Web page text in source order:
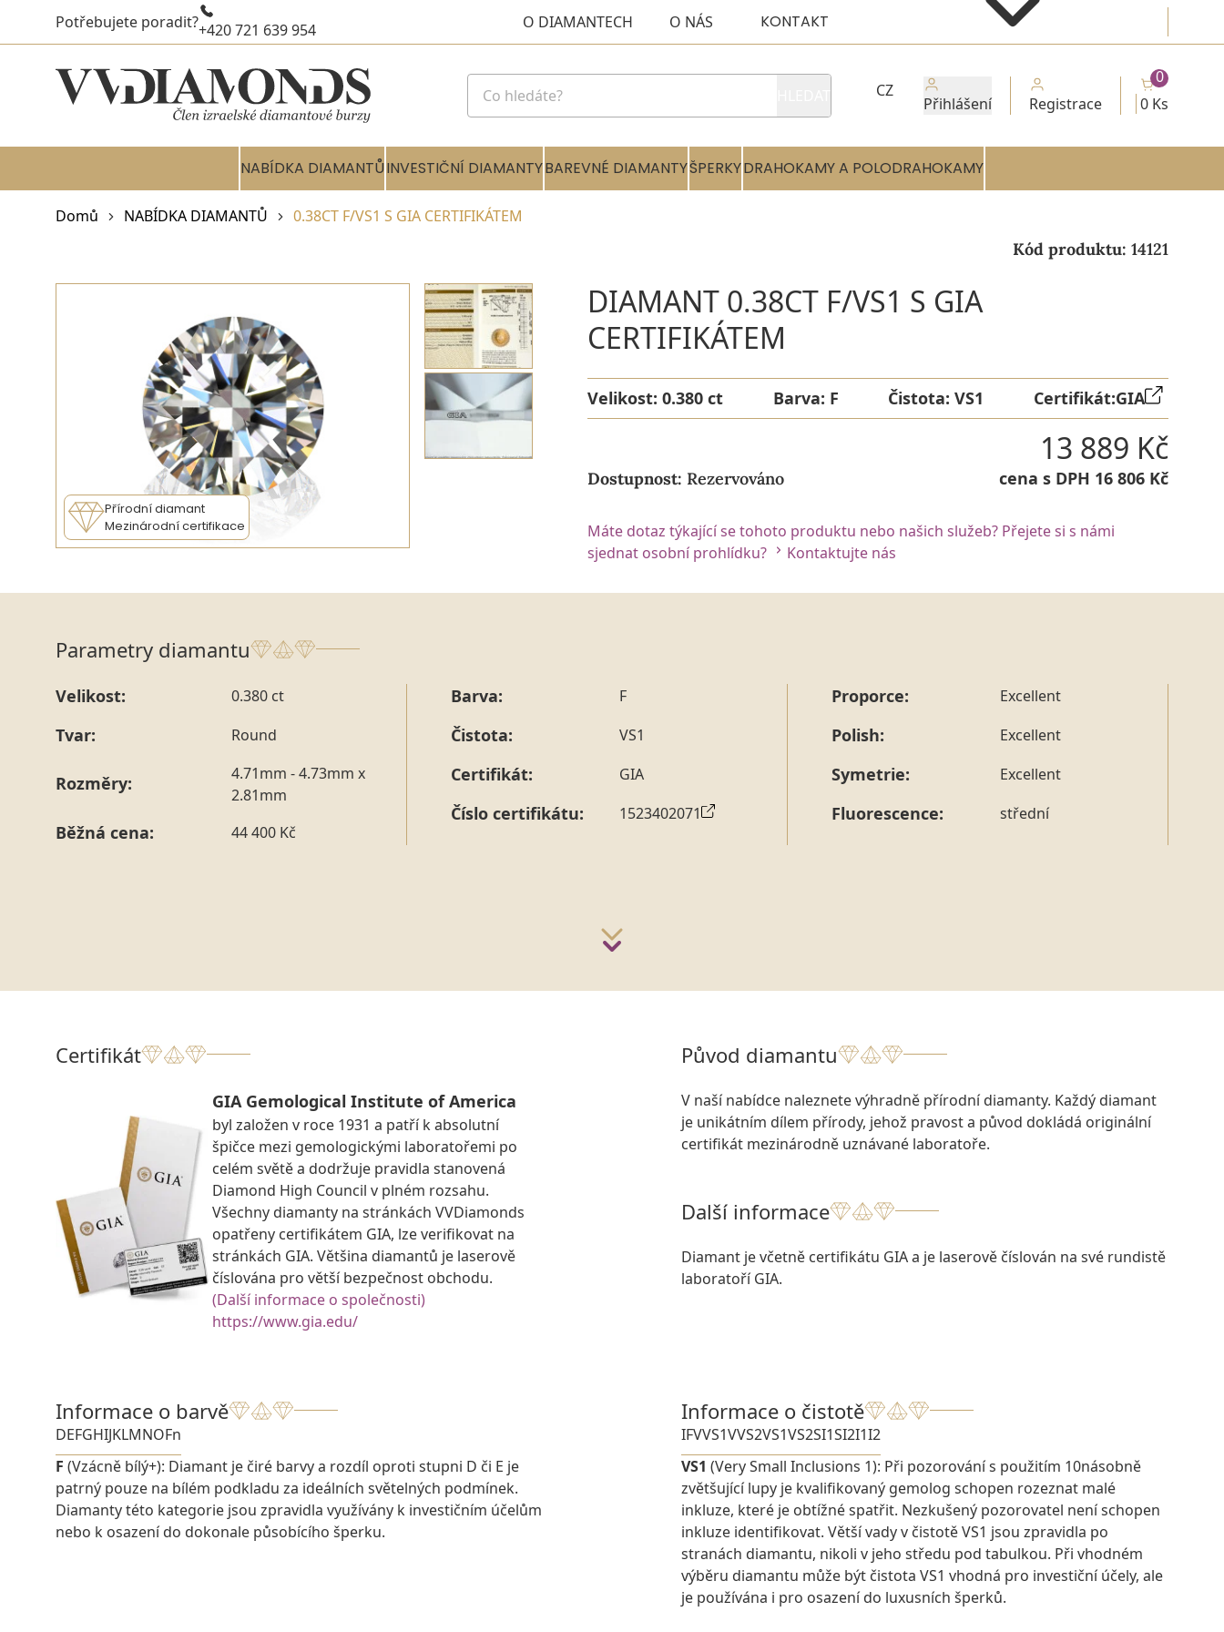
Potřebujete poradit?+420 721 639 954 O DIAMANTECH O NÁS KONTAKT
CZ
Přihlášení Registrace 0 Ks
0
NABÍDKA DIAMANTŮINVESTIČNÍ DIAMANTYBAREVNÉ DIAMANTYŠPERKYDRAHOKAMY A POLODRAHOKAMY
Domů NABÍDKA DIAMANTŮ 0.38CT F/VS1 S GIA CERTIFIKÁTEM
Kód produktu: 14121
Přírodní diamant
Mezinárodní certifikace
DIAMANT 0.38CT F/VS1 S GIA
CERTIFIKÁTEM
Velikost: 0.380 ct Barva: F Čistota:VS1 Certifikát:GIA
Dostupnost: Rezervováno
13 889 Kč
cena s DPH 16 806 Kč
Máte dotaz týkající se tohoto produktu nebo našich služeb? Přejete si s námi
sjednat osobní prohlídku?
Kontaktujte nás
Parametry diamantu
Velikost: 0.380 ct
Tvar: Round
Rozměry:
4.71mm - 4.73mm x
2.81mm
Běžná cena: 44 400 Kč
Barva: F
Čistota: VS1
Certifikát: GIA
Číslo certifikátu: 1523402071
Proporce: Excellent
Polish: Excellent
Symetrie: Excellent
Fluorescence: střední
Certifikát
GIA Gemological Institute of America
byl založen v roce 1931 a patří k absolutní
špičce mezi gemologickými laboratořemi po
celém světě a dodržuje pravidla stanovená
Diamond High Council v plném rozsahu.
Všechny diamanty na stránkách VVDiamonds
opatřeny certifikátem GIA, lze verifikovat na
stránkách GIA. Většina diamantů je laserově
číslována pro větší bezpečnost obchodu.
(Další informace o společnosti)
https://www.gia.edu/
Původ diamantu
V naší nabídce naleznete výhradně přírodní diamanty. Každý diamant
je unikátním dílem přírody, jehož pravost a původ dokládá originální
certifikát mezinárodně uznávané laboratoře.
Další informace
Diamant je včetně certifikátu GIA a je laserově číslován na své rundistě
laboratoří GIA.
Informace o barvě
DEFGHIJKLMNOFn
F (Vzácně bílý+): Diamant je čiré barvy a rozdíl oproti stupni D či E je
patrný pouze na bílém podkladu za ideálních světelných podmínek.
Diamanty této kategorie jsou zpravidla využívány k investičním účelům
nebo k osazení do dokonale působícího šperku.
Informace o čistotě
IFVVS1VVS2VS1VS2SI1SI2I1I2
VS1 (Very Small Inclusions 1): Při pozorování s použitím 10násobně
zvětšující lupy je kvalifikovaný gemolog schopen rozeznat malé
inkluze, které je obtížné spatřit. Nezkušený pozorovatel není schopen
inkluze identifikovat. Větší vady v čistotě VS1 jsou zpravidla po
stranách diamantu, nikoli v jeho středu pod tabulkou. Při vhodném
výběru diamantu může být čistota VS1 vhodná pro investiční účely, ale
je používána i pro osazení do luxusních šperků.